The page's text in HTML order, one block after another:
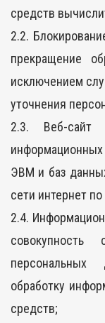
средств
2.2.
прекращение
исключением
уточнения
2.3. Веб-сайт
ЭВМ и баз
сети интернет
2.4.
обработку
средств;